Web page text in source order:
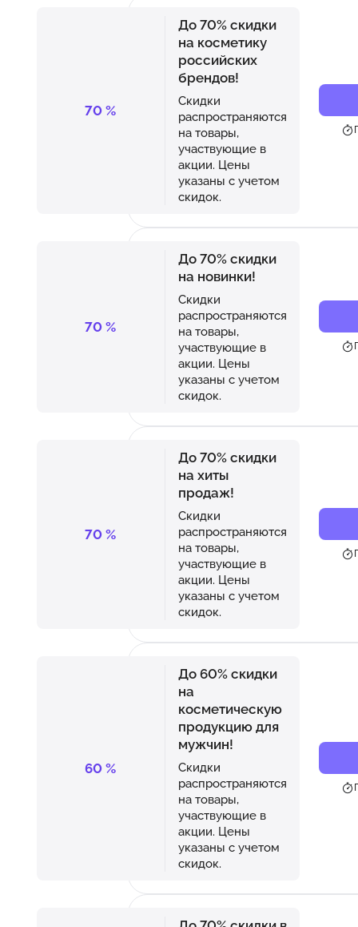
70 %
До 70% скидки
на косметику
российских
брендов!
Скидки
распространяются
на товары,
участвующие в
акции. Цены
указаны с учетом
скидок.
70 %
До 70% скидки
на новинки!
Скидки
распространяются
на товары,
участвующие в
акции. Цены
указаны с учетом
скидок.
70 %
До 70% скидки
на хиты
продаж!
Скидки
распространяются
на товары,
участвующие в
акции. Цены
указаны с учетом
скидок.
60 %
До 60% скидки
на
косметическую
продукцию для
мужчин!
Скидки
распространяются
на товары,
участвующие в
акции. Цены
указаны с учетом
скидок.